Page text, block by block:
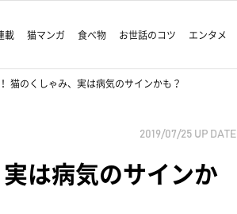
載 猫マンガ 食べ物 お世話のコツ エンタメ
猫のくしゃみ、実は病気のサインかも？
2019/07/25 UP DATE
は病気のサインか